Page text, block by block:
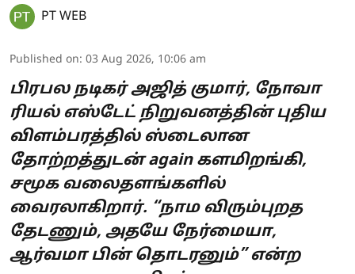
PT WEB
Published on: 03 Aug 2026, 10:06 am
பிரபல நடிகர் அஜித் குமார், நோவா
ரியல் எஸ்டேட் நிறுவனத்தின் புதிய
விளம்பரத்தில் ஸ்டைலான
தோற்றத்துடன் again களமிறங்கி,
சமூக வலைதளங்களில்
வைரலாகிறார். “நாம விரும்புறத
தேடணும், அதயே நேர்மையா,
ஆர்வமா பின் தொடரனும்” என்ற